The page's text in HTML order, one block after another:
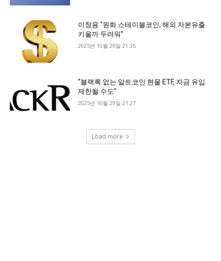
이창용 “원화 스테이블코인, 해외 자본유출
키울까 두려워”
2025년 10월 29일 21:35
“블랙록 없는 알트코인 현물 ETF, 자금 유입
제한될 수도”
2025년 10월 29일 21:27
Load more